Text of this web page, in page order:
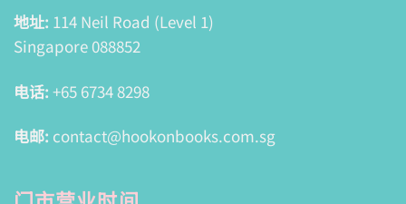
地址: 114 Neil Road (Level 1)
Singapore 088852
电话: +65 6734 8298
电邮: contact@hookonbooks.com.sg